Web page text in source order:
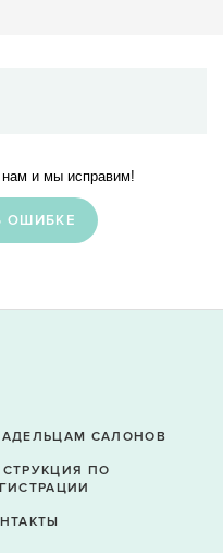
и мы исправим!
ОШИБКЕ
САЛОНОВ
ПО